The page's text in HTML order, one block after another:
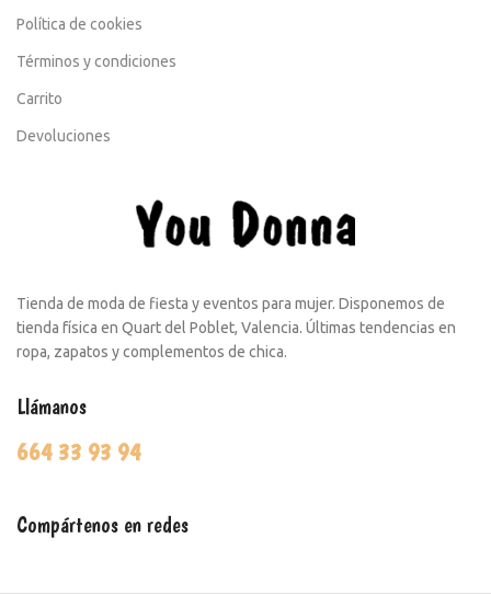
Política de cookies
Términos y condiciones
Carrito
Devoluciones
Tienda de moda de fiesta y eventos para mujer. Disponemos de
tienda física en Quart del Poblet, Valencia. Últimas tendencias en
ropa, zapatos y complementos de chica.
Llámanos
664 33 93 94
Compártenos en redes